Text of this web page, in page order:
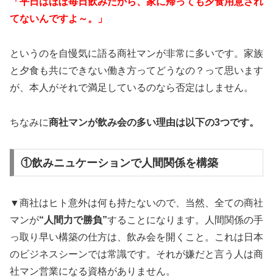
てないんですよ～。」
というのを自慢気に語る商社マンが非常に多いです。家族
と夕食も共にできない働き方ってどうなの？って思います
が、本人がそれで満足しているのなら否定はしません。
ちなみに商社マンが飲み会の多い理由は以下の3つです。
①飲みニュケーションで人間関係を構築
▼商社はヒト意外は何も持たないので、当然、全ての商社
マンが“人間力で勝負”することになります。人間関係の手
っ取り早い構築の仕方は、飲み会を開くこと。これは日本
のビジネスシーンでは常識です。それが嫌だと言う人は商
社マン営業になる資格がありません。